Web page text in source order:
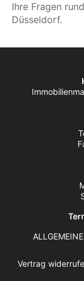
Ihre Fragen
Düsseldorf.
Vertrag